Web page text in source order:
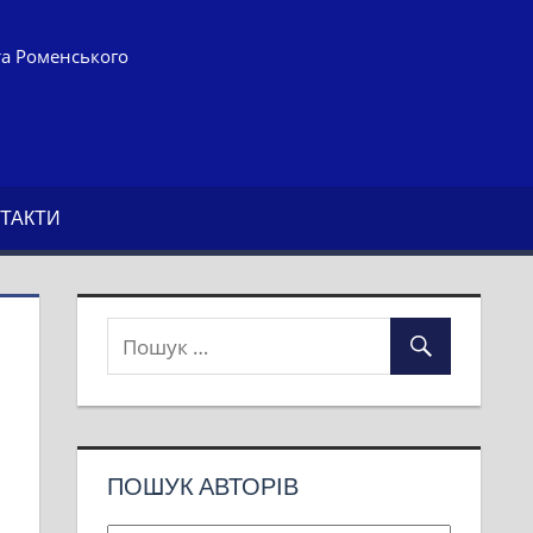
Роменського
ПОШУК АВТОРІВ